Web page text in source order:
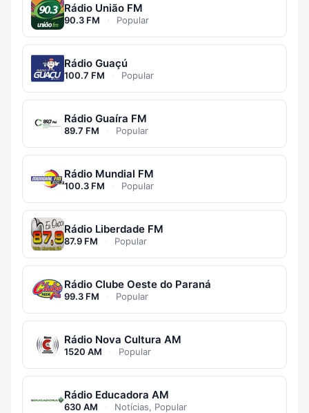
Rádio União FM
90.3 FM · Popular
Rádio Guaçú
100.7 FM · Popular
Rádio Guaíra FM
89.7 FM · Popular
Rádio Mundial FM
100.3 FM · Popular
Rádio Liberdade FM
87.9 FM · Popular
Rádio Clube Oeste do Paraná
99.3 FM · Popular
Rádio Nova Cultura AM
1520 AM · Popular
Rádio Educadora AM
630 AM · Notícias, Popular